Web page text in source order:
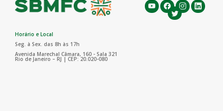
Horário e Local
Seg. à Sex. das 8h às 17h
Avenida Marechal Câmara, 160 - Sala 321
Rio de Janeiro – RJ | CEP: 20.020-080